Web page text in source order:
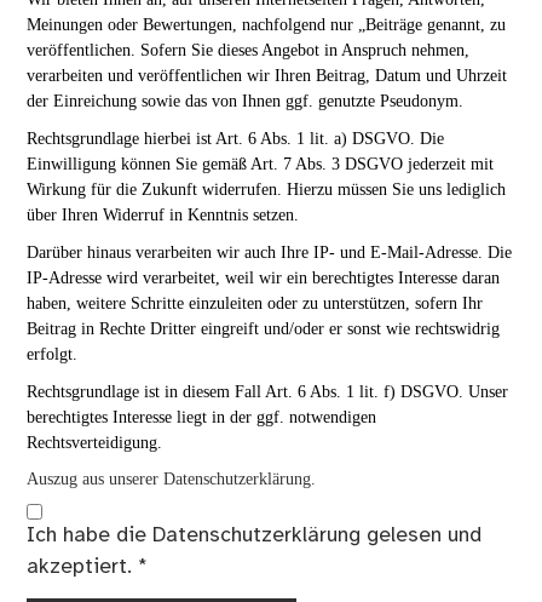
Meinungen oder Bewertungen, nachfolgend nur „Beiträge genannt, zu
veröffentlichen. Sofern Sie dieses Angebot in Anspruch nehmen,
verarbeiten und veröffentlichen wir Ihren Beitrag, Datum und Uhrzeit
der Einreichung sowie das von Ihnen ggf. genutzte Pseudonym.
Rechtsgrundlage hierbei ist Art. 6 Abs. 1 lit. a) DSGVO. Die
Einwilligung können Sie gemäß Art. 7 Abs. 3 DSGVO jederzeit mit
Wirkung für die Zukunft widerrufen. Hierzu müssen Sie uns lediglich
über Ihren Widerruf in Kenntnis setzen.
Darüber hinaus verarbeiten wir auch Ihre IP- und E-Mail-Adresse. Die
IP-Adresse wird verarbeitet, weil wir ein berechtigtes Interesse daran
haben, weitere Schritte einzuleiten oder zu unterstützen, sofern Ihr
Beitrag in Rechte Dritter eingreift und/oder er sonst wie rechtswidrig
erfolgt.
Rechtsgrundlage ist in diesem Fall Art. 6 Abs. 1 lit. f) DSGVO. Unser
berechtigtes Interesse liegt in der ggf. notwendigen
Rechtsverteidigung.
Auszug aus unserer Datenschutzerklärung.
Ich habe die Datenschutzerklärung gelesen und
akzeptiert. *